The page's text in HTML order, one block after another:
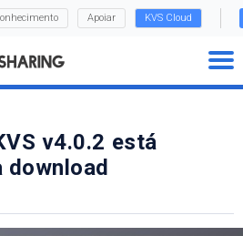
Apoiar KVS Cloud
v4.0.2 está